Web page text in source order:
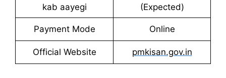
kab aayegi
(Expected)
Payment Mode Online
Official Website pmkisan.gov.in